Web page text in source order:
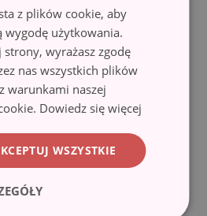
z plików cookie, aby
wygodę użytkowania.
strony, wyrażasz zgodę
nas wszystkich plików
warunkami naszej
Dowiedz się więcej
WSZYSTKIE